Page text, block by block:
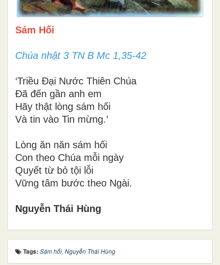
Sám Hối
Chúa nhật 3 TN B Mc 1,35-42
‘Triều Đại Nước Thiên Chúa
Đã đến gần anh em
Hãy thật lòng sám hối
Và tin vào Tin mừng.’
Lòng ăn năn sám hối
Con theo Chúa mỗi ngày
Quyết từ bỏ tội lỗi
Vững tâm bước theo Ngài.
Nguyễn Thái Hùng
Tags: Sám hối, Nguyễn Thái Hùng